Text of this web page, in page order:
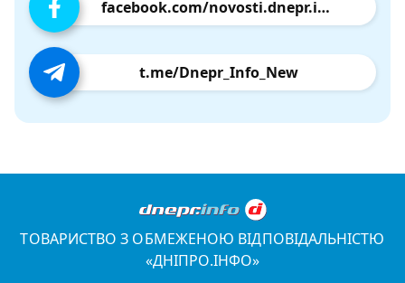
facebook.com/novosti.dnepr.info
t.me/Dnepr_Info_New
ТОВАРИСТВО З ОБМЕЖЕНОЮ ВІДПОВІДАЛЬНІСТЮ
«ДНІПРО.ІНФО»